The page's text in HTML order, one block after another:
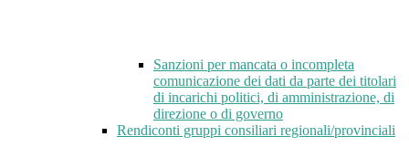
Sanzioni per mancata o incompleta
comunicazione dei dati da parte dei titolari
di incarichi politici, di amministrazione, di
direzione o di governo
Rendiconti gruppi consiliari regionali/provinciali